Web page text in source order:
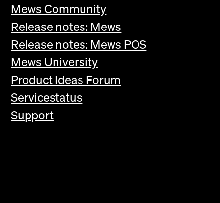
Mews Community
Release notes: Mews
Release notes: Mews POS
Mews University
Product Ideas Forum
Servicestatus
Support